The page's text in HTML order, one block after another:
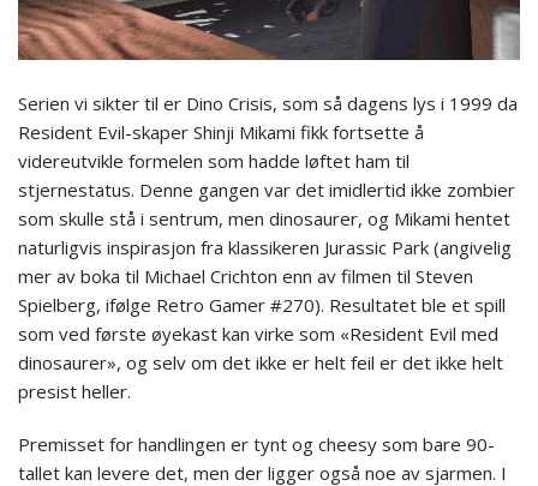
Serien vi sikter til er Dino Crisis, som så dagens lys i 1999 da
Resident Evil-skaper Shinji Mikami fikk fortsette å
videreutvikle formelen som hadde løftet ham til
stjernestatus. Denne gangen var det imidlertid ikke zombier
som skulle stå i sentrum, men dinosaurer, og Mikami hentet
naturligvis inspirasjon fra klassikeren Jurassic Park (angivelig
mer av boka til Michael Crichton enn av filmen til Steven
Spielberg, ifølge Retro Gamer #270). Resultatet ble et spill
som ved første øyekast kan virke som «Resident Evil med
dinosaurer», og selv om det ikke er helt feil er det ikke helt
presist heller.
Premisset for handlingen er tynt og cheesy som bare 90-
tallet kan levere det, men der ligger også noe av sjarmen. I